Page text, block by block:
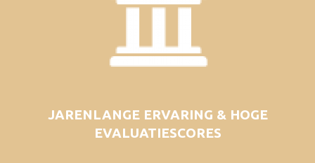
JARENLANGE ERVARING & HOGE
EVALUATIESCORES